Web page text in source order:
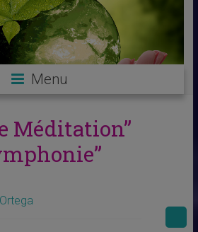
Menu
Méditation”